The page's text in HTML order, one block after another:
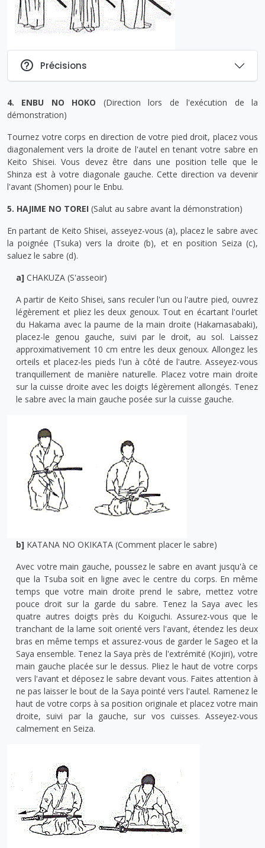
Précisions
4. ENBU NO HOKO (Direction lors de l'exécution de la
démonstration)
Tournez votre corps en direction de votre pied droit, placez vous
diagonalement vers la droite de l'autel en tenant votre sabre en
Keito Shisei. Vous devez être dans une position telle que le
Shinza est à votre diagonale gauche. Cette direction va devenir
l'avant (Shomen) pour le Enbu.
5. HAJIME NO TOREI (Salut au sabre avant la démonstration)
En partant de Keito Shisei, asseyez-vous (a), placez le sabre avec
la poignée (Tsuka) vers la droite (b), et en position Seiza (c),
saluez le sabre (d).
a] CHAKUZA (S'asseoir)
A partir de Keito Shisei, sans reculer l'un ou l'autre pied, ouvrez
légèrement et pliez les deux genoux. Tout en écartant l'ourlet
du Hakama avec la paume de la main droite (Hakamasabaki),
placez-le genou gauche, suivi par le droit, au sol. Laissez
approximativement 10 cm entre les deux genoux. Allongez les
orteils et placez-les pieds l'un à côté de l'autre. Asseyez-vous
tranquillement de manière naturelle. Placez votre main droite
sur la cuisse droite avec les doigts légèrement allongés. Tenez
le sabre avec la main gauche posée sur la cuisse gauche.
b] KATANA NO OKIKATA (Comment placer le sabre)
Avec votre main gauche, poussez le sabre en avant jusqu'à ce
que la Tsuba soit en ligne avec le centre du corps. En même
temps que votre main droite prend le sabre, mettez votre
pouce droit sur la garde du sabre. Tenez la Saya avec les
quatre autres doigts près du Koiguchi. Assurez-vous que le
tranchant de la lame soit orienté vers l'avant, étendez les deux
bras en même temps et assurez-vous de garder le Sageo et la
Saya ensemble. Tenez la Saya près de l'extrémité (Kojiri), votre
main gauche placée sur le dessus. Pliez le haut de votre corps
vers l'avant et déposez le sabre devant vous. Faites attention à
ne pas laisser le bout de la Saya pointé vers l'autel. Ramenez le
haut de votre corps à sa position originale et placez votre main
droite, suivi par la gauche, sur vos cuisses. Asseyez-vous
calmement en Seiza.